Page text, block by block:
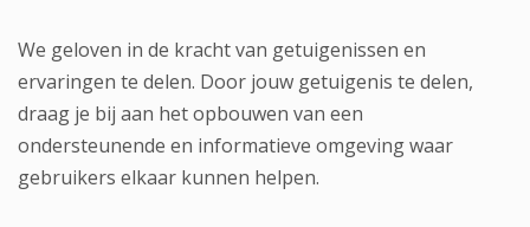
We geloven in de kracht van getuigenissen en
ervaringen te delen. Door jouw getuigenis te delen,
draag je bij aan het opbouwen van een
ondersteunende en informatieve omgeving waar
gebruikers elkaar kunnen helpen.